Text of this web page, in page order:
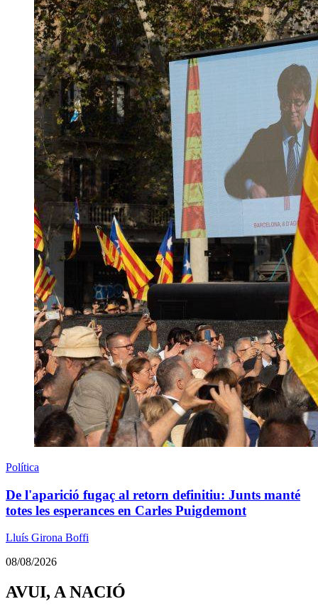
Política
De l'aparició fugaç al retorn definitiu: Junts manté
totes les esperances en Carles Puigdemont
Lluís Girona Boffi
08/08/2026
AVUI, A NACIÓ